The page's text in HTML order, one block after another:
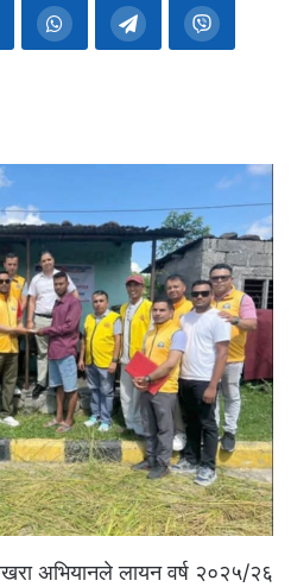
अभियानले लायन वर्ष २०२५/२६